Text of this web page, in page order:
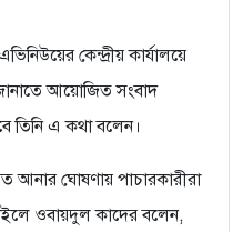
কেন্দ্রীয় কার্যালয়ে
আয়োজিত সংবাদ
তিনি এ কথা বলেন।
আনার ঘোষণায় পাচারকারীরা
ওবায়দুল কাদের বলেন,